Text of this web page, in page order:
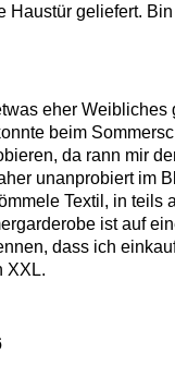
Haustür geliefert.
eher Weibliches
beim
da rann mir
unanprobiert im
Textil, in teils
ist auf
dass ich
XXL.